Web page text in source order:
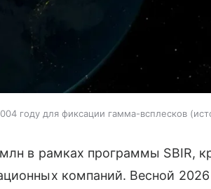
году для фиксации гамма-всплесков
в рамках программы SBIR,
компаний. Весной 2026